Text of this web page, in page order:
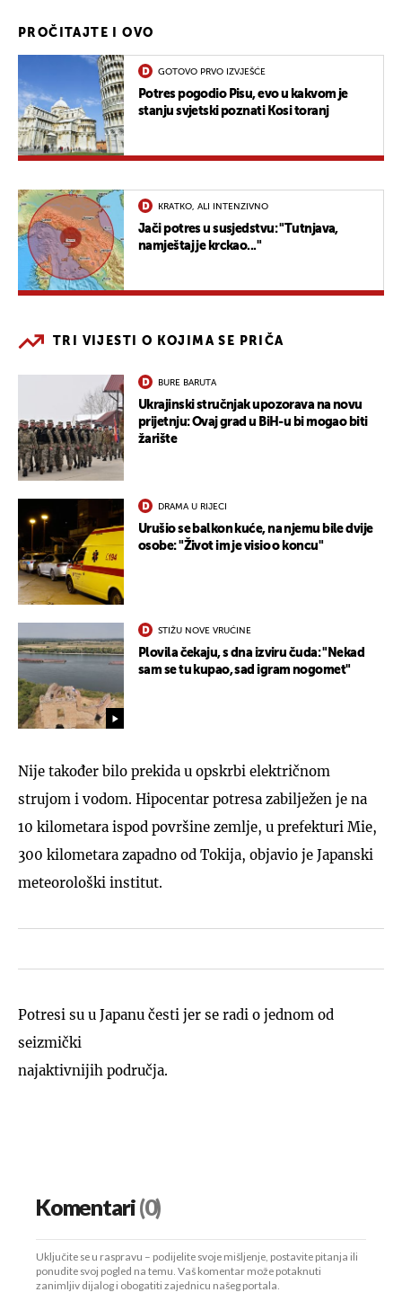
PROČITAJTE I OVO
GOTOVO PRVO IZVJEŠĆE
Potres pogodio Pisu, evo u kakvom je
stanju svjetski poznati Kosi toranj
KRATKO, ALI INTENZIVNO
Jači potres u susjedstvu: "Tutnjava,
namještaj je krckao..."
TRI VIJESTI O KOJIMA SE PRIČA
BURE BARUTA
Ukrajinski stručnjak upozorava na novu
prijetnju: Ovaj grad u BiH-u bi mogao biti
žarište
DRAMA U RIJECI
Urušio se balkon kuće, na njemu bile dvije
osobe: "Život im je visio o koncu"
STIŽU NOVE VRUĆINE
Plovila čekaju, s dna izviru čuda: "Nekad
sam se tu kupao, sad igram nogomet"
Nije također bilo prekida u opskrbi električnom
strujom i vodom. Hipocentar potresa zabilježen je na
10 kilometara ispod površine zemlje, u prefekturi Mie,
300 kilometara zapadno od Tokija, objavio je Japanski
meteorološki institut.
Potresi su u Japanu česti jer se radi o jednom od
seizmički
najaktivnijih područja.
Komentari(0)
Uključite se u raspravu – podijelite svoje mišljenje, postavite pitanja ili
ponudite svoj pogled na temu. Vaš komentar može potaknuti
zanimljiv dijalog i obogatiti zajednicu našeg portala.